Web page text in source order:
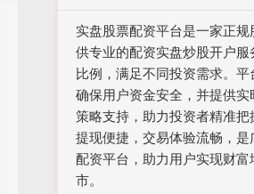
实盘股票配资平台是一家正
供专业的配资实盘炒股开户
比例，满足不同投资需求。平
确保用户资金安全，并提供
策略支持，助力投资者精准
提现便捷，交易体验流畅，
配资平台，助力用户实现财
市。